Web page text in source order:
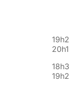
19h20
20h10
18h30
19h20